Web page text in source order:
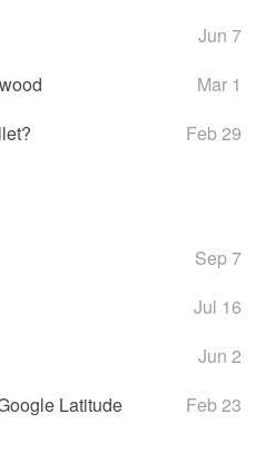
Jun 7
Mar 1
Feb 29
Sep 7
Jul 16
Jun 2
Latitude
Feb 23